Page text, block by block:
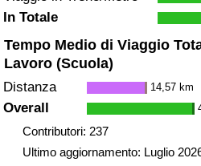
In Totale
Tempo Medio di Viaggio
Lavoro (Scuola)
Distanza 14,57 km
Overall
Contributori: 237
Ultimo aggiornamento: Luglio